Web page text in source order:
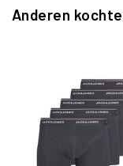
Anderen